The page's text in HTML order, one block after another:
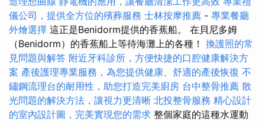
儀公司，提供全方位的殯葬服務 士林按摩推薦 - 專業餐廳
外燴選擇 這正是Benidorm提供的香蕉船。 在貝尼多姆
（Benidorm）的香蕉船上等待海灘上的各種！ 換護照的常
見問題與解答 附近牙科診所，方便快捷的口腔健康解決方
案 產後護理專業服務，為您提供健康、舒適的產後恢復 不
鏽鋼流理台的耐用性，助您打造完美廚房 台中整骨推薦 散
光問題的解決方法，讓視力更清晰 北投整骨服務 精心設計
的室內設計圖，完美實現您的需求 整個家庭的這種水運動